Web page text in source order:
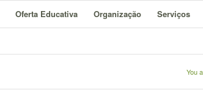
Oferta Educativa Organização Serviços
You